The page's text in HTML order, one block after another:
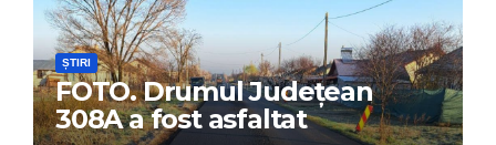
ȘTIRI
FOTO. Drumul Județean
308A a fost asfaltat